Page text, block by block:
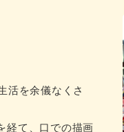
活を余儀なくさ
経て、口での描画